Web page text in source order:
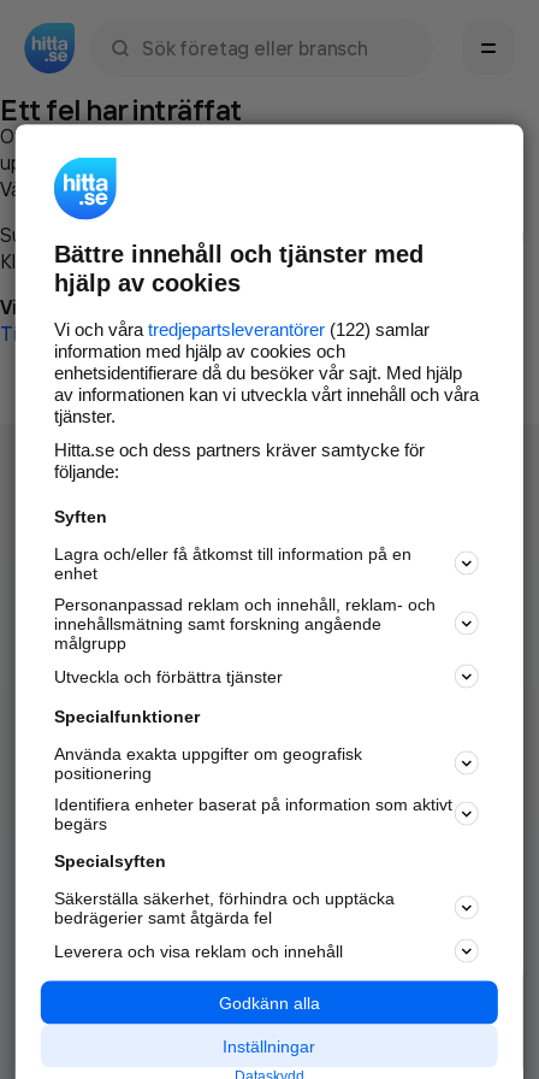
Ett fel har inträffat
Om du vill kan du
uppstod så att vi lättare och snabbare kan avhjälpa det.
Vänligen försök med följande:
Surfa till
Klicka påTillbaka-knappen i webbläsaren och försök igen
Vi beklagar besväret!
Till startsidan
Hitta.se - Gratis nummerupplysning.
Sök företag, personer och platser.
Hitta telefonnummer, adresser, företagsinfo mm.
Marknadsför företaget
Kom igång och annonsera mot
samarbetspartners nära dig.
Alla kategorier
Populära sökningar
API & Kartor
Annonsera
Integritet
Nödnummer
Bättre innehåll och tjänster med
hjälp av cookies
Vi och våra tredjepartsleverantörer(122) samlar
information med hjälp av cookies och
enhetsidentifierare då du besöker vår sajt. Med hjälp
av informationen kan vi utveckla vårt innehåll och våra
tjänster.
Hitta.se och dess partners kräver samtycke för
följande:
Syften
Lagra och/eller få åtkomst till information på en
enhet
Personanpassad reklam och innehåll, reklam- och
innehållsmätning samt forskning angående
målgrupp
Utveckla och förbättra tjänster
Specialfunktioner
Använda exakta uppgifter om geografisk
positionering
Identifiera enheter baserat på information som aktivt
begärs
Specialsyften
Säkerställa säkerhet, förhindra och upptäcka
bedrägerier samt åtgärda fel
Leverera och visa reklam och innehåll
Godkänn alla
Inställningar
Dataskydd